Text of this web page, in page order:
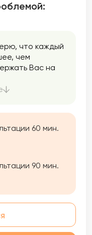
что каждый
чем
Вас на
строится
Работаю
быть Вам
60 мин.
90 мин.